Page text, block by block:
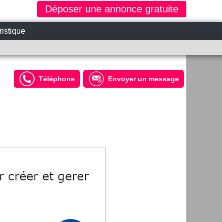
Déposer une annonce gratuite
Téléphone Envoyer un message